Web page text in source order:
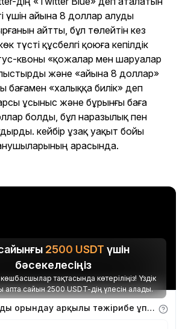
үшін айына 8 доллар алуды
айтты, бұл төлейтін кез
түсті құсбелгі қоюға кепілдік
квоны «қожалар мен шаруалар
және «айына 8 доллар»
бағамен «халыққа билік» деп
ұсыныс және бұрынғы баға
болды, бұл наразылық пен
кейбір ұзақ уақыт бойы
арасында.
2500 USDT үшін
бәсекелесіңіз
тақтасында көтеріліңіз! Үздік
апта сайын 2500 USDT-дің үлесін алады.
Тапсырмаларды орындау арқылы тәжірибе ұпайларын алыңыз